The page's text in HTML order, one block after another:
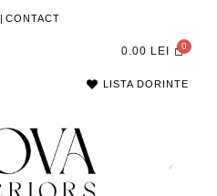
| CONTACT
0.00 LEI
LISTA DORINTE